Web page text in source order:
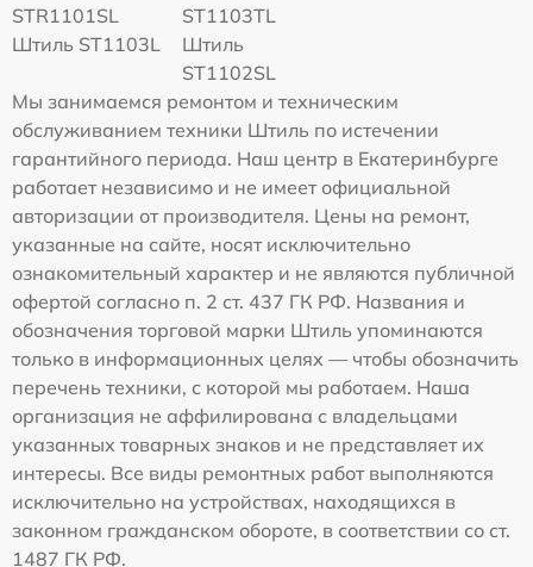
STR1101SL
ST1103TL
Штиль ST1103L
Штиль
ST1102SL
Мы занимаемся ремонтом и техническим
обслуживанием техники Штиль по истечении
гарантийного периода. Наш центр в Екатеринбурге
работает независимо и не имеет официальной
авторизации от производителя. Цены на ремонт,
указанные на сайте, носят исключительно
ознакомительный характер и не являются публичной
офертой согласно п. 2 ст. 437 ГК РФ. Названия и
обозначения торговой марки Штиль упоминаются
только в информационных целях — чтобы обозначить
перечень техники, с которой мы работаем. Наша
организация не аффилирована с владельцами
указанных товарных знаков и не представляет их
интересы. Все виды ремонтных работ выполняются
исключительно на устройствах, находящихся в
законном гражданском обороте, в соответствии со ст.
1487 ГК РФ.